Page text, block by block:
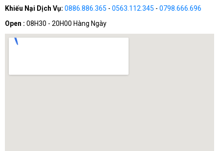
Khiếu Nại Dịch Vụ: 0886.886.365 - 0563.112.345 - 0798.666.696
Open : 08H30 - 20H00 Hàng Ngày